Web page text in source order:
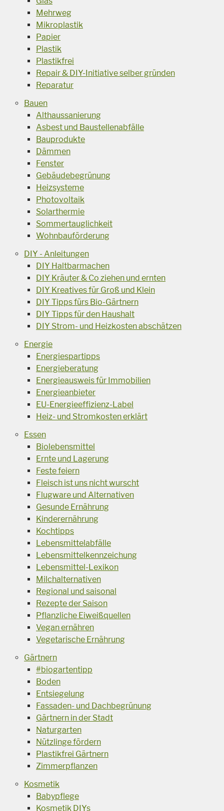
Mehrweg
Mikroplastik
Papier
Plastik
Plastikfrei
Repair & DIY-Initiative selber gründen
Reparatur
Bauen
Althaussanierung
Asbest und Baustellenabfälle
Bauprodukte
Dämmen
Fenster
Gebäudebegrünung
Heizsysteme
Photovoltaik
Solarthermie
Sommertauglichkeit
Wohnbauförderung
DIY - Anleitungen
DIY Haltbarmachen
DIY Kräuter & Co ziehen und ernten
DIY Kreatives für Groß und Klein
DIY Tipps fürs Bio-Gärtnern
DIY Tipps für den Haushalt
DIY Strom- und Heizkosten abschätzen
Energie
Energiespartipps
Energieberatung
Energieausweis für Immobilien
Energieanbieter
EU-Energieeffizienz-Label
Heiz- und Stromkosten erklärt
Essen
Biolebensmittel
Ernte und Lagerung
Feste feiern
Fleisch ist uns nicht wurscht
Flugware und Alternativen
Gesunde Ernährung
Kinderernährung
Kochtipps
Lebensmittelabfälle
Lebensmittelkennzeichung
Lebensmittel-Lexikon
Milchalternativen
Regional und saisonal
Rezepte der Saison
Pflanzliche Eiweißquellen
Vegan ernähren
Vegetarische Ernährung
Gärtnern
#biogartentipp
Boden
Entsiegelung
Fassaden- und Dachbegrünung
Gärtnern in der Stadt
Naturgarten
Nützlinge fördern
Plastikfrei Gärtnern
Zimmerpflanzen
Kosmetik
Babypflege
Kosmetik DIYs